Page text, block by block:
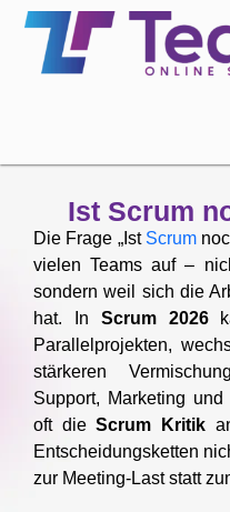
Ist Scrum
Die Frage „Ist Scrum
vielen Teams auf –
sondern weil sich die
hat. In Scrum 2026
Parallelprojekten,
stärkeren
Support, Marketing
oft dieScrum Kritik
Entscheidungsketten
zur Meeting-Last statt